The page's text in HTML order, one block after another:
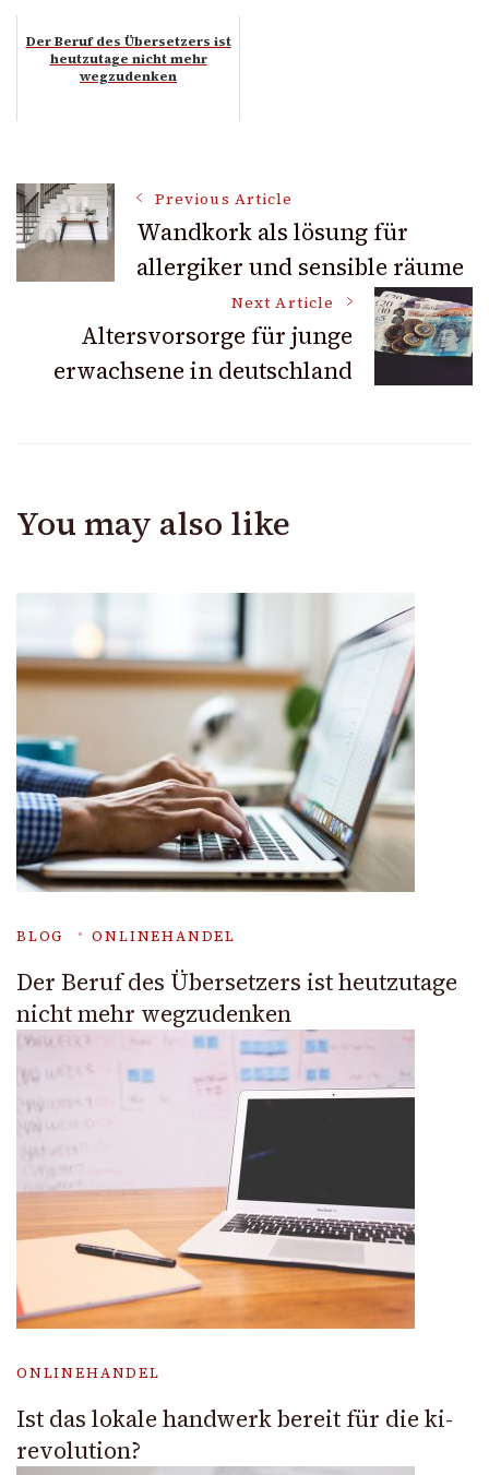
Der Beruf des Übersetzers ist
heutzutage nicht mehr
wegzudenken
Post
Navigation
Previous Article
Wandkork als lösung für
allergiker und sensible räume
Next Article
Altersvorsorge für junge
erwachsene in deutschland
You may also like
BLOG ONLINEHANDEL
Der Beruf des Übersetzers ist heutzutage
nicht mehr wegzudenken
ONLINEHANDEL
Ist das lokale handwerk bereit für die ki-
revolution?